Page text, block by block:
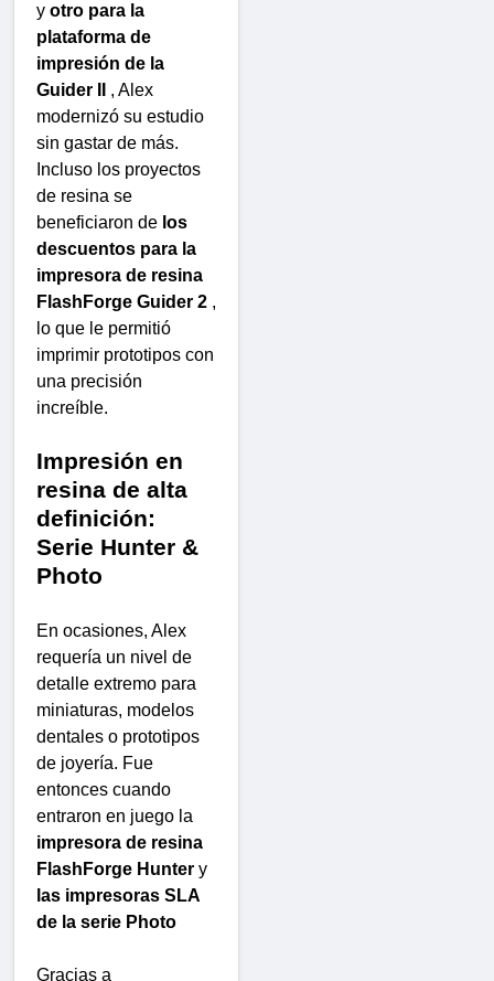
y otro para la
plataforma de
impresión de la
Guider II
, Alex
modernizó su estudio
sin gastar de más.
Incluso los proyectos
de resina se
beneficiaron de los
descuentos para la
impresora de resina
FlashForge Guider 2 ,
lo que le permitió
imprimir prototipos con
una precisión
increíble.
Impresión en
resina de alta
definición:
Serie Hunter &
Photo
En ocasiones, Alex
requería un nivel de
detalle extremo para
miniaturas, modelos
dentales o prototipos
de joyería. Fue
entonces cuando
entraron en juego la
impresora de resina
FlashForge Hunter y
las impresoras SLA
de la serie Photo
Gracias a